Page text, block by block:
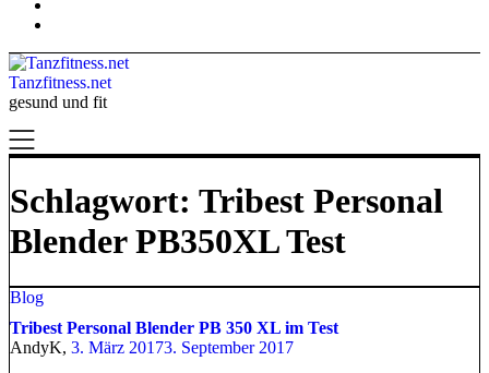
Tanzfitness.net
gesund und fit
Schlagwort: Tribest Personal
Blender PB350XL Test
Blog
Tribest Personal Blender PB 350 XL im Test
AndyK, 3. März 20173. September 2017